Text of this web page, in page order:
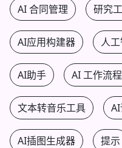
AI 合同管理 研究
AI应用构建器 人
AI助手 AI 工作流
文本转音乐工具
AI插图生成器 提示